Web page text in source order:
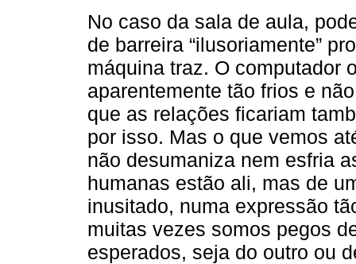
No caso da sala de aula,
de barreira “ilusoriamente”
máquina traz. O computador
aparentemente tão frios e
que as relações ficariam
por isso. Mas o que vemos
não desumaniza nem esfria
humanas estão ali, mas de
inusitado, numa expressão
muitas vezes somos pegos
esperados, seja do outro ou